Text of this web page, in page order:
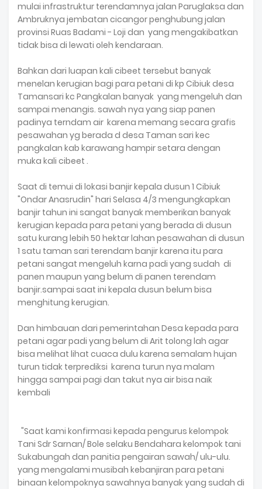
mulai infrastruktur terendamnya jalan Paruglaksa dan
Ambruknya jembatan cicangor penghubung jalan
provinsi Ruas Badami - Loji dan yang mengakibatkan
tidak bisa di lewati oleh kendaraan.
Bahkan dari luapan kali cibeet tersebut banyak
menelan kerugian bagi para petani di kp Cibiuk desa
Tamansari kc Pangkalan banyak yang mengeluh dan
sampai menangis. sawah nya yang siap panen
padinya terndam air karena memang secara grafis
pesawahan yg berada d desa Taman sari kec
pangkalan kab karawang hampir setara dengan
muka kali cibeet .
Saat di temui di lokasi banjir kepala dusun 1 Cibiuk
"Ondar Anasrudin" hari Selasa 4/3 mengungkapkan
banjir tahun ini sangat banyak memberikan banyak
kerugian kepada para petani yang berada di dusun
satu kurang lebih 50 hektar lahan pesawahan di dusun
1 satu taman sari terendam banjir karena itu para
petani sangat mengeluh karna padi yang sudah di
panen maupun yang belum di panen terendam
banjir.sampai saat ini kepala dusun belum bisa
menghitung kerugian.
Dan himbauan dari pemerintahan Desa kepada para
petani agar padi yang belum di Arit tolong lah agar
bisa melihat lihat cuaca dulu karena semalam hujan
turun tidak terprediksi karena turun nya malam
hingga sampai pagi dan takut nya air bisa naik
kembali
"Saat kami konfirmasi kepada pengurus kelompok
Tani Sdr Sarnan/ Bole selaku Bendahara kelompok tani
Sukabungah dan panitia pengairan sawah/ ulu-ulu.
yang mengalami musibah kebanjiran para petani
binaan kelompoknya sawahnya banyak yang sudah di